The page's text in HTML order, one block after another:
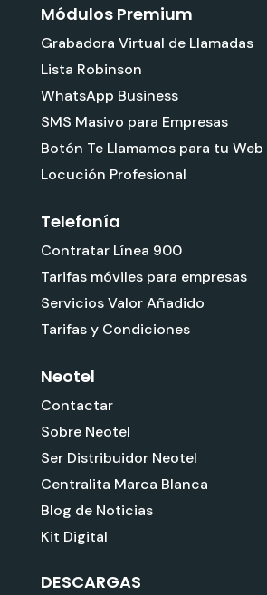
Módulos Premium
Grabadora Virtual de Llamadas
Lista Robinson
WhatsApp Business
SMS Masivo para Empresas
Botón Te Llamamos para tu Web
Locución Profesional
Telefonía
Contratar Línea 900
Tarifas móviles para empresas
Servicios Valor Añadido
Tarifas y Condiciones
Neotel
Contactar
Sobre Neotel
Ser Distribuidor Neotel
Centralita Marca Blanca
Blog de Noticias
Kit Digital
DESCARGAS